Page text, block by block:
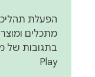
הפעלת
מתכלים
בתגובות של
Play